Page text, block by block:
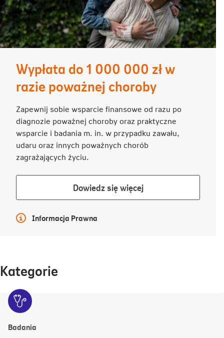
Wypłata do 1 000 000 zł w
razie poważnej choroby
Zapewnij sobie wsparcie finansowe od razu po
diagnozie poważnej choroby oraz praktyczne
wsparcie i badania m. in. w przypadku zawału,
udaru oraz innych poważnych chorób
zagrażających życiu.
Dowiedz się więcejDowiedz
się
Więcej informacji
Informacja Prawna
Kategorie
Badania